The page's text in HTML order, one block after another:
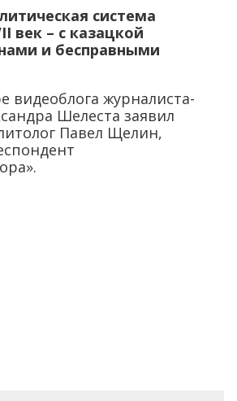
система
век – с казацкой
и бесправными
видеоблога журналиста-
Шелеста заявил
Павел Щелин,